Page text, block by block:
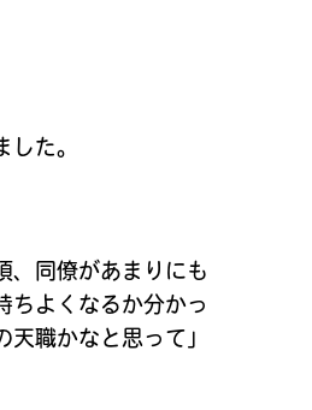
た。
、同僚があまりにも
ちよくなるか分かっ
職かなと思って」